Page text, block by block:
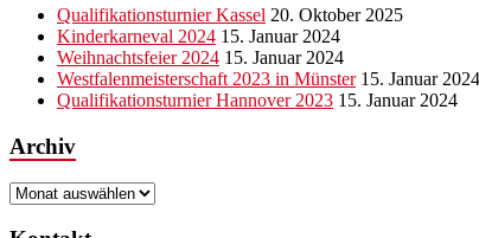
Qualifikationsturnier Kassel 20. Oktober 2025
Kinderkarneval 2024 15. Januar 2024
Weihnachtsfeier 2024 15. Januar 2024
Westfalenmeisterschaft 2023 in Münster 15. Januar 2024
Qualifikationsturnier Hannover 2023 15. Januar 2024
Archiv
Archiv